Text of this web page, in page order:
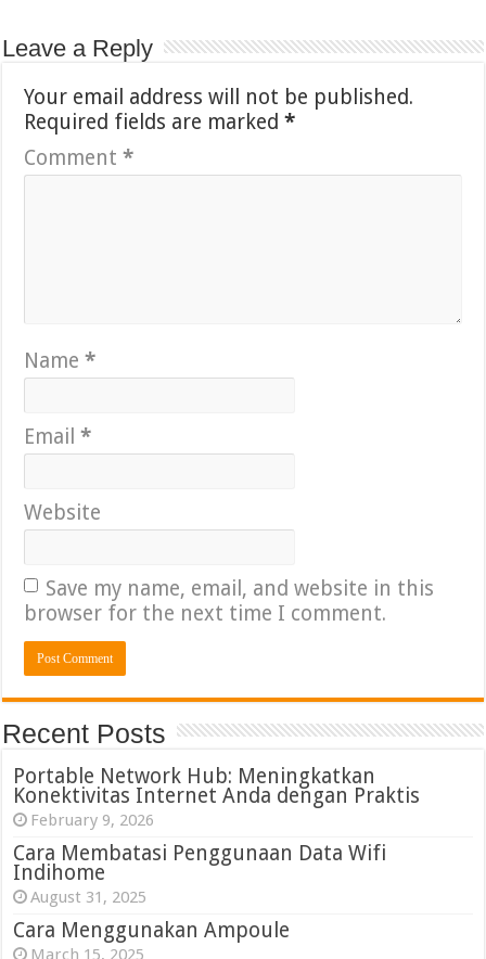
Leave a Reply
Your email address will not be published.
Required fields are marked*
Comment*
Name*
Email*
Website
Save my name, email, and website in this
browser for the next time I comment.
Recent Posts
Portable Network Hub: Meningkatkan
Konektivitas Internet Anda dengan Praktis
February 9, 2026
Cara Membatasi Penggunaan Data Wifi
Indihome
August 31, 2025
Cara Menggunakan Ampoule
March 15, 2025